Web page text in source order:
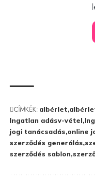
CÍMKÉK: albérlet
Ingatlan adásv-vétel
jogi tanácsadás online
szerződés generálás
szerződés sablon